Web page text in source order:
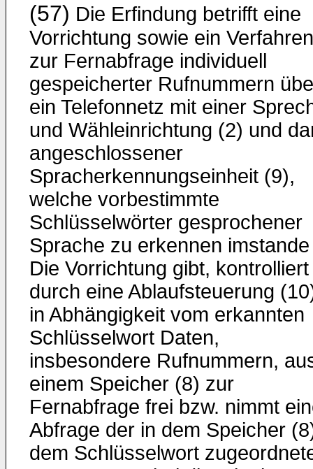
(57) Die Erfindung betrifft eine
Vorrichtung sowie ein Verfahren
zur Fernabfrage individuell
gespeicherter Rufnummern
ein Telefonnetz mit einer
und Wähleinrichtung (2) und
angeschlossener
Spracherkennungseinheit (9),
welche vorbestimmte
Schlüsselwörter gesprochener
Sprache zu erkennen
Die Vorrichtung gibt, kontrolliert
durch eine Ablaufsteuerung
in Abhängigkeit vom erkannten
Schlüsselwort Daten,
insbesondere Rufnummern,
einem Speicher (8) zur
Fernabfrage frei bzw. nimmt
Abfrage der in dem Speicher
dem Schlüsselwort